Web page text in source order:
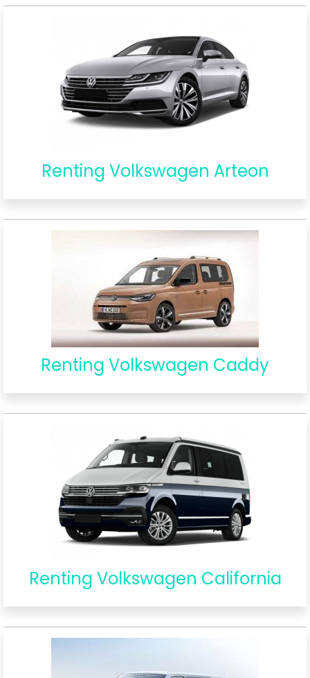
Renting Volkswagen Arteon
Renting Volkswagen Caddy
Renting Volkswagen California